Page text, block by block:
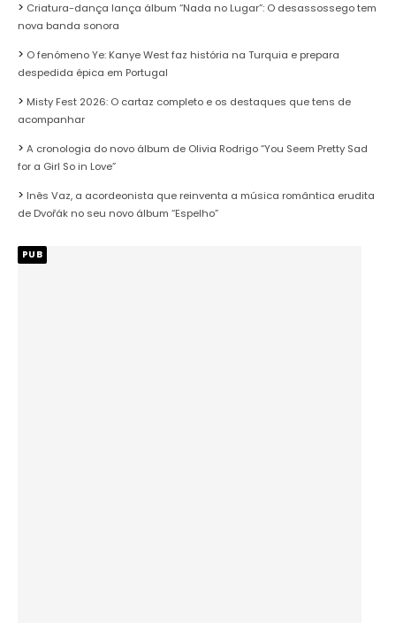
Criatura-dança lança álbum “Nada no Lugar”: O desassossego tem
nova banda sonora
O fenómeno Ye: Kanye West faz história na Turquia e prepara
despedida épica em Portugal
Misty Fest 2026: O cartaz completo e os destaques que tens de
acompanhar
A cronologia do novo álbum de Olivia Rodrigo “You Seem Pretty Sad
for a Girl So in Love”
Inês Vaz, a acordeonista que reinventa a música romântica erudita
de Dvořák no seu novo álbum “Espelho”
PUB